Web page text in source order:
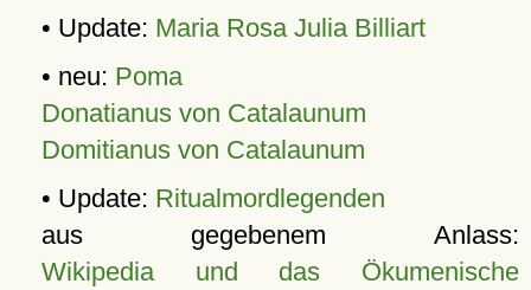
• Update: Maria Rosa Julia Billiart
• neu: Poma
Donatianus von Catalaunum
Domitianus von Catalaunum
• Update: Ritualmordlegenden
aus gegebenem Anlass:
Wikipedia und das Ökumenische